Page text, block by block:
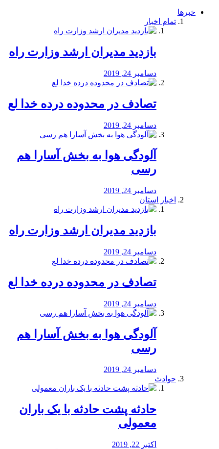
خبرها
تمام اخبار
بازدید مدیران ارشد وزارت راه
دسامبر 24, 2019
تصادف در محدوده درده خدا لع
دسامبر 24, 2019
آلودگی هوا به بخش آسارا هم
رسی
دسامبر 24, 2019
اخبار استان
بازدید مدیران ارشد وزارت راه
دسامبر 24, 2019
تصادف در محدوده درده خدا لع
دسامبر 24, 2019
آلودگی هوا به بخش آسارا هم
رسی
دسامبر 24, 2019
حوادث
️حادثه پشت حادثه با یک باران
معمولی
اکتبر 22, 2019